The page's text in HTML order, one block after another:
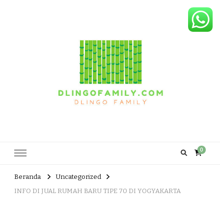
0
Beranda
Uncategorized
INFO DI JUAL RUMAH BARU TIPE 70 DI YOGYAKARTA